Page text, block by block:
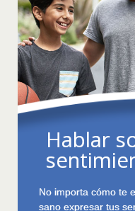
Reducir
Cuando hay cosas
aprende a mantener
resolver los